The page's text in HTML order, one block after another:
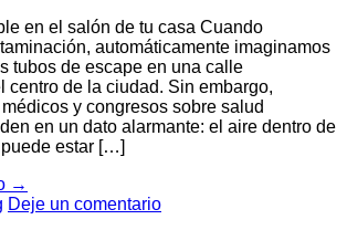
en el salón de tu casa Cuando
automáticamente imaginamos
tubos de escape en una calle
centro de la ciudad. Sin embargo,
y congresos sobre salud
en un dato alarmante: el aire dentro de
estar […]
→
Deje un comentario